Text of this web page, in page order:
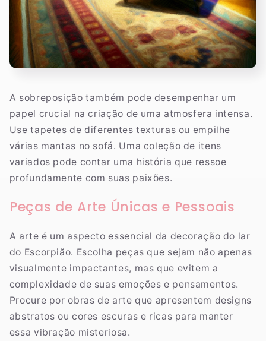
A sobreposição também pode desempenhar um
papel crucial na criação de uma atmosfera intensa.
Use tapetes de diferentes texturas ou empilhe
várias mantas no sofá. Uma coleção de itens
variados pode contar uma história que ressoe
profundamente com suas paixões.
Peças de Arte Únicas e Pessoais
A arte é um aspecto essencial da decoração do lar
do Escorpião. Escolha peças que sejam não apenas
visualmente impactantes, mas que evitem a
complexidade de suas emoções e pensamentos.
Procure por obras de arte que apresentem designs
abstratos ou cores escuras e ricas para manter
essa vibração misteriosa.